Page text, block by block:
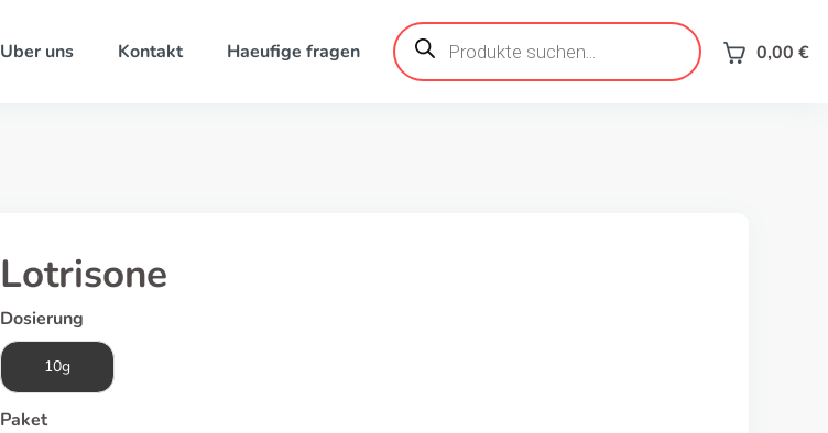
Uber uns Kontakt Haeufige fragen
Products
search 0,00 €
Lotrisone
Dosierung
10g
Paket